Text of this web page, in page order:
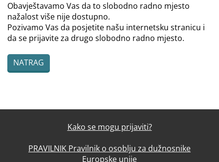
Obavještavamo Vas da to slobodno radno mjesto
nažalost više nije dostupno.
Pozivamo Vas da posjetite našu internetsku stranicu i
da se prijavite za drugo slobodno radno mjesto.
NATRAG
Kako se mogu prijaviti?
PRAVILNIK Pravilnik o osoblju za dužnosnike
Europske unije